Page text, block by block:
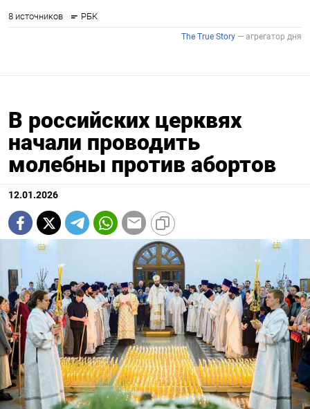
В российских церквях
начали проводить
молебны против абортов
12.01.2026